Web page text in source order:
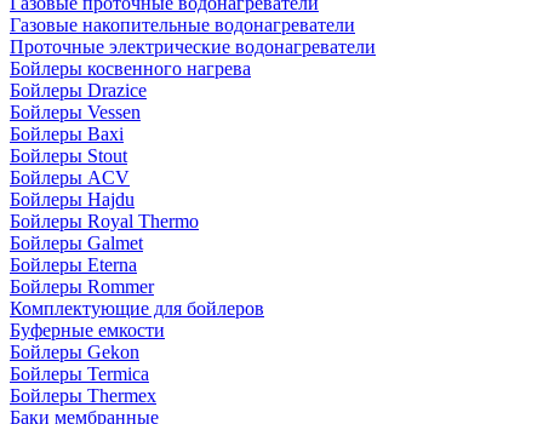
Газовые накопительные водонагреватели
Проточные электрические водонагреватели
Бойлеры косвенного нагрева
Бойлеры Drazice
Бойлеры Vessen
Бойлеры Baxi
Бойлеры Stout
Бойлеры ACV
Бойлеры Hajdu
Бойлеры Royal Thermo
Бойлеры Galmet
Бойлеры Eterna
Бойлеры Rommer
Комплектующие для бойлеров
Буферные емкости
Бойлеры Gekon
Бойлеры Termica
Бойлеры Thermex
Баки мембранные